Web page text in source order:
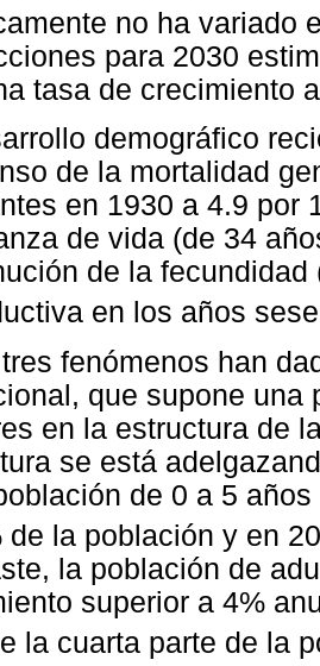
no ha variado
para 2030
tasa de crecimiento
demográfico
de la mortalidad
en 1930 a 4.9 por
de vida (de 34
de la
en los años
fenómenos han
que supone una
en la estructura de
se está
de 0 a 5
de la población y en
la población de
superior a 4%
la cuarta parte de la